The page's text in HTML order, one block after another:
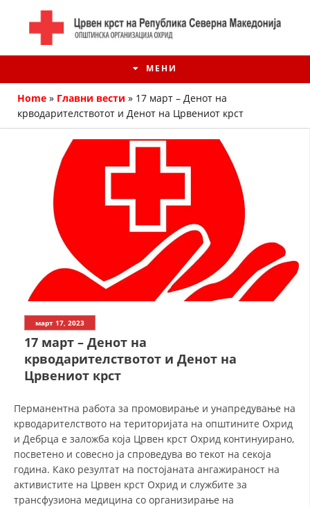
МЕНИ
ИСТОРИЈАТ НА ЦКРМ
ИСТОРИЈАТ НА ДВИЖЕЊЕТО
СТРУКТУРА НА ОРГАНИЗАЦИЈАТА
КОНТАКТ ИНФОРМАЦИИ
ЧЛЕНСТВО ВО ПРОФЕСИОНАЛНИ ТЕЛА
ЗАКОН ЗА ЦКРМ
СТАТУТ НА ЦКРМ
Home » Главни вести » 17 март – Денот на
крводарителствотот и Денот на Црвениот крст
март 17, 2023
17 март – Денот на
крводарителствотот и Денот на
Црвениот крст
Перманентна работа за промовирање и унапредување на
крводарителството на територијата на општините Охрид
и Дебрца е заложба која Црвен крст Охрид континуирано,
посветено и совесно ја спроведува во текот на секоја
година. Како резултат на постојаната ангажираност на
активистите на Црвен крст Охрид и службите за
трансфузиона медицина со организирање на